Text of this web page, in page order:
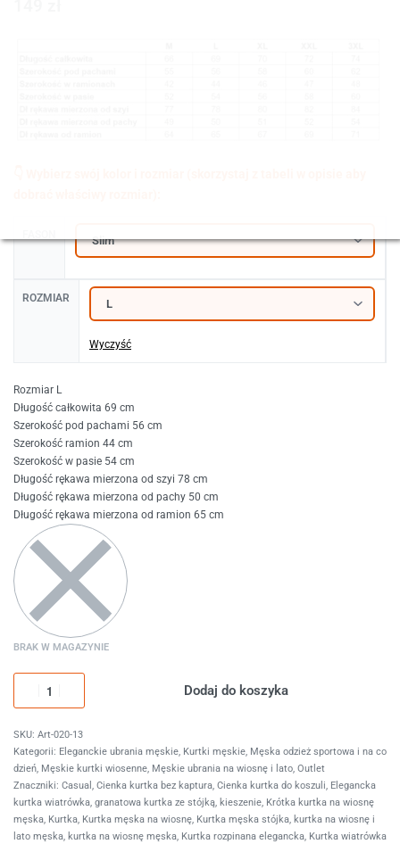
ROZMIAR
Wyczyść
Rozmiar L
Długość całkowita 69 cm
Szerokość pod pachami 56 cm
Szerokość ramion 44 cm
Szerokość w pasie 54 cm
Długość rękawa mierzona od szyi 78 cm
Długość rękawa mierzona od pachy 50 cm
Długość rękawa mierzona od ramion 65 cm
BRAK W MAGAZYNIE
Dodaj do koszyka
Art-020-13
Kategorii: Eleganckie ubrania męskie, Kurtki męskie, Męska odzież sportowa i na co
dzień, Męskie kurtki wiosenne, Męskie ubrania na wiosnę i lato, Outlet
Znaczniki: Casual , Cienka kurtka bez kaptura, Cienka kurtka do koszuli, Elegancka
kurtka wiatrówka, granatowa kurtka ze stójką, kieszenie, Krótka kurtka na wiosnę
męska, Kurtka, Kurtka męska na wiosnę, Kurtka męska stójka, kurtka na wiosnę i
lato męska, kurtka na wiosnę męska, Kurtka rozpinana elegancka, Kurtka wiatrówka